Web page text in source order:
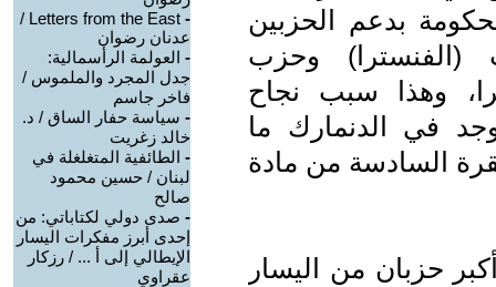
بدعم الحزبين
(الفنسترا) وحزب
وهذا سبب نجاح
في الدنمارك ما
السادسة من مادة
حزبان من اليسار
-
Letters from the East /
عدنان رضوان
- العولمة الرأسمالية:
جدل المجرد والملموس /
فاخر جاسم
- سياسة حفار الساق / د.
خالد زغريت
- الطائفية المتغلغلة في
لبنان / حسين محمود
صالح
- صدى دولي لكتاباتي: من
إحدى أبرز مفكرات اليسار
الإيطالي إلى أ ... / رزكار
عقراوي